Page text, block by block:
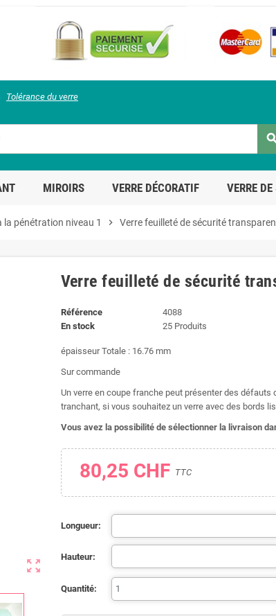
Tolérance du verre
MIROIRS VERRE DÉCORATIF VERRE
la pénétration niveau 1 chevron_right Verre feuilleté de sécurité
zoom_out_map
Verre feuilleté de sécurité
Référence
4088
En stock
25 Produits
épaisseur Totale : 16.76 mm
Sur commande
Un verre en coupe franche peut présenter des
tranchant, si vous souhaitez un verre avec des bords
Vous avez la possibilité de sélectionner la livraison
80,25 CHF TTC
Longueur:
Hauteur:
Quantité: